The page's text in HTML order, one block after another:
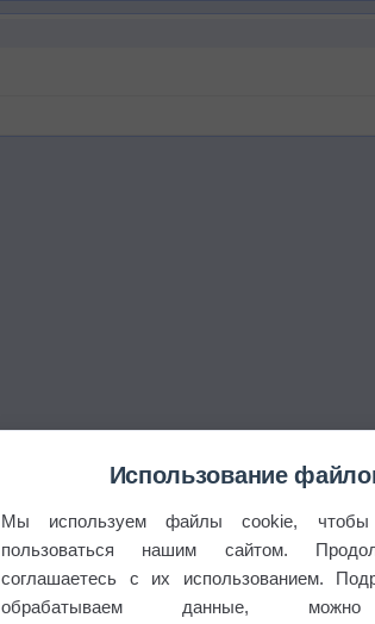
Использование
Мы используем файлы cookie,
пользоваться нашим сайтом.
соглашаетесь с их использованием.
обрабатываем данные,